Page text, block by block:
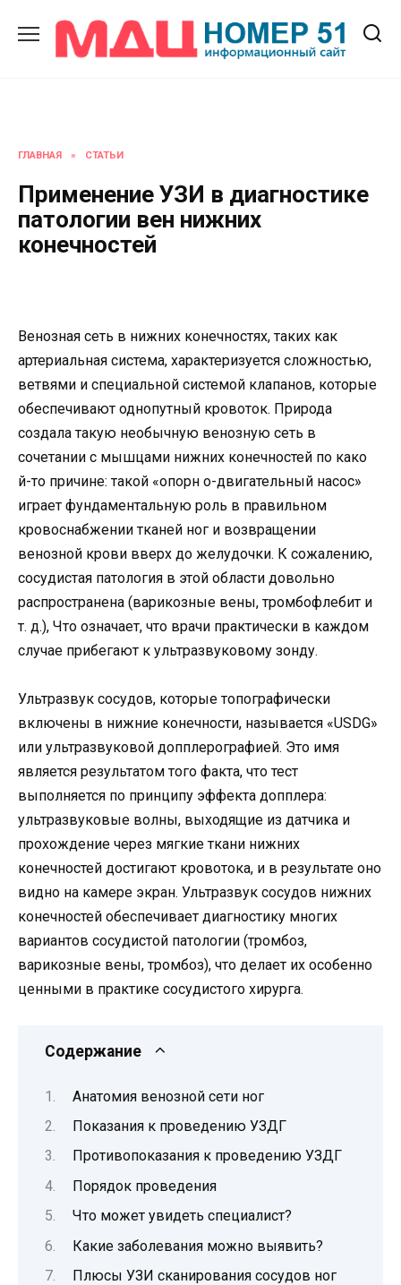
содержанию
ГЛАВНАЯ » СТАТЬИ
Применение УЗИ в диагностике
патологии вен нижних
конечностей
Венозная сеть в нижних конечностях, таких как
артериальная система, характеризуется сложностью,
ветвями и специальной системой клапанов, которые
обеспечивают однопутный кровоток. Природа
создала такую ​​необычную венозную сеть в
сочетании с мышцами нижних конечностей по како
й-то причине: такой «опорн о-двигательный насос»
играет фундаментальную роль в правильном
кровоснабжении тканей ног и возвращении
венозной крови вверх до желудочки. К сожалению,
сосудистая патология в этой области довольно
распространена (варикозные вены, тромбофлебит и
т. д.), Что означает, что врачи практически в каждом
случае прибегают к ультразвуковому зонду.
Ультразвук сосудов, которые топографически
включены в нижние конечности, называется «USDG»
или ультразвуковой допплерографией. Это имя
является результатом того факта, что тест
выполняется по принципу эффекта допплера:
ультразвуковые волны, выходящие из датчика и
прохождение через мягкие ткани нижних
конечностей достигают кровотока, и в результате оно
видно на камере экран. Ультразвук сосудов нижних
конечностей обеспечивает диагностику многих
вариантов сосудистой патологии (тромбоз,
варикозные вены, тромбоз), что делает их особенно
ценными в практике сосудистого хирурга.
Содержание
Анатомия венозной сети ног
Показания к проведению УЗДГ
Противопоказания к проведению УЗДГ
Порядок проведения
Что может увидеть специалист?
Какие заболевания можно выявить?
Плюсы УЗИ сканирования сосудов ног